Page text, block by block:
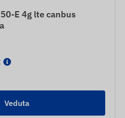
E 4g lte canbus
Veduta